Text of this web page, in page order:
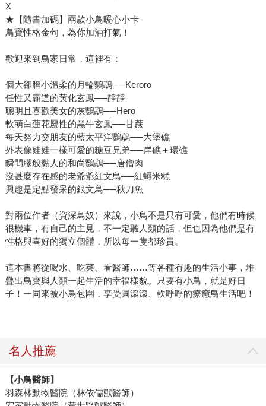
X
★【隨書加碼】兩款小鳥暖心小卡
鳥寶性格金句，為你加油打氣！
歡迎來到鳥家日常，這裡有：
個大卻膽小溫柔的月輪鸚鵡──Keroro
任性又霸道的黃化玄鳳──靜靜
聰明且喜歡美女的灰鸚鵡──Hero
軟萌白蓮花屬性的黑牛玄鳳──甘蔗
每天努力交朋友的藍太平洋鸚鵡──大堡礁
外表像娃娃一樣可愛的糖豆兄弟──岸礁＋環礁
瞬間膠般黏人的和尚鸚鵡──唐僧肉
沒甚麼存在感的老爺爺紅文鳥──紅蟳米糕
興趣是定點發呆的銀文鳥──秋刀魚
對兩位作者（資深鳥奴）來說，小鳥不是只有可愛，他們有時候
很機車，有自己的主見，不一定聽人類的話，但也因為他們是有
性格與喜好的獨立個體，所以每一隻都珍貴。
這本書將從喝水、吃菜、看醫師……等各種有趣的生活小事，堆
疊出鳥寶與人類一起生活的幸福樣貌。只要有小鳥，就是好日
子！一同來被小鳥包圍，享受圓滾滾、軟呼呼的療癒鳥生活吧！
名人推薦
【小鳥醫師】
羽森林動物醫院（林依儒獸醫師）